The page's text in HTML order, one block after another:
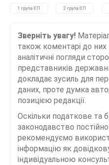
1 група ЄП 2 група ЄП
Зверніть увагу!
також коментарі до
аналітичні погляди
представників
докладає зусиль для
даних, проте думка
позицією редакції.
Оскільки податкове та
законодавство
рекомендуємо
інформацію як
індивідуальною